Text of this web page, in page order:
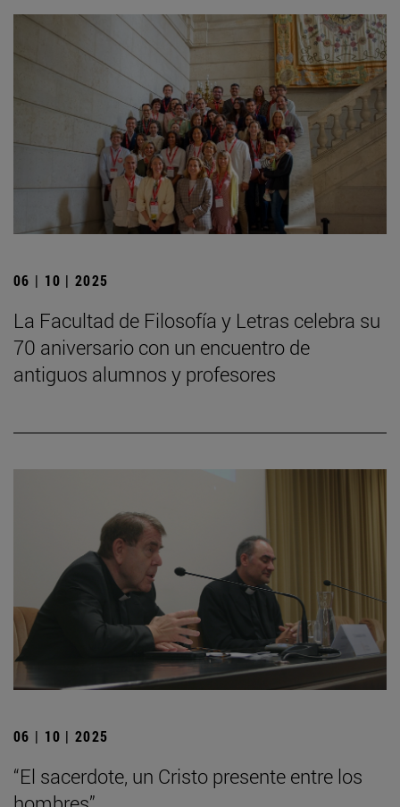
06 | 10 | 2025
La Facultad de Filosofía y Letras celebra su
70 aniversario con un encuentro de
antiguos alumnos y profesores
06 | 10 | 2025
“El sacerdote, un Cristo presente entre los